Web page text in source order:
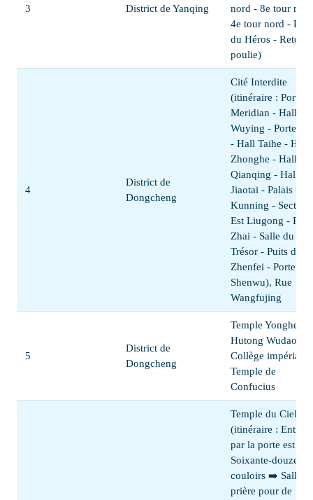
3 District de Yanqing
nord - 8e tour
4e tour nord -
du Héros - Retour
poulie)
4
District de
Dongcheng
Cité Interdite
(itinéraire : Porte
Meridian - Hall
Wuying - Porte
- Hall Taihe - Hall
Zhonghe - Hall
Qianqing - Hall
Jiaotai - Palais
Kunning - Secteur
Est Liugong -
Zhai - Salle du
Trésor - Puits de
Zhenfei - Porte
Shenwu), Rue
Wangfujing
5
District de
Dongcheng
Temple Yonghe,
Hutong
Collège impérial,
Temple de
Confucius
Temple du Ciel
(itinéraire : Entrée
par la porte est ➡️
Soixante-douze
couloirs ➡️ Salle
prière pour de